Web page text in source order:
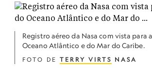
Registro aéreo da Nasa com vista para
Oceano Atlântico e do Mar do Caribe.
FOTO DE TERRY VIRTS NASA